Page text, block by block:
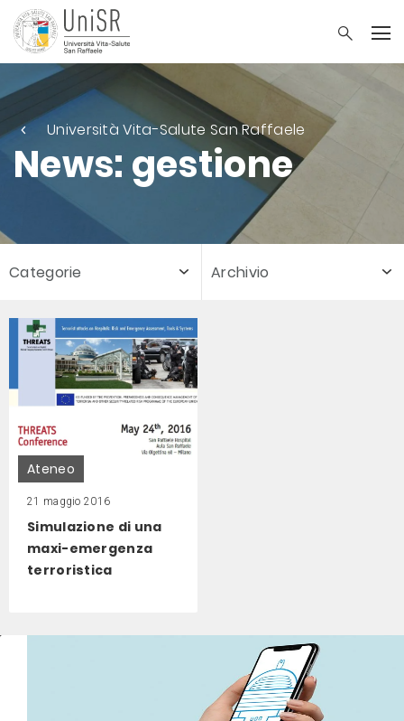
Università Vita-Salute San Raffaele
News: gestione
Categorie Archivio
Ateneo
21 maggio 2016
Simulazione di una
maxi-emergenza
terroristica